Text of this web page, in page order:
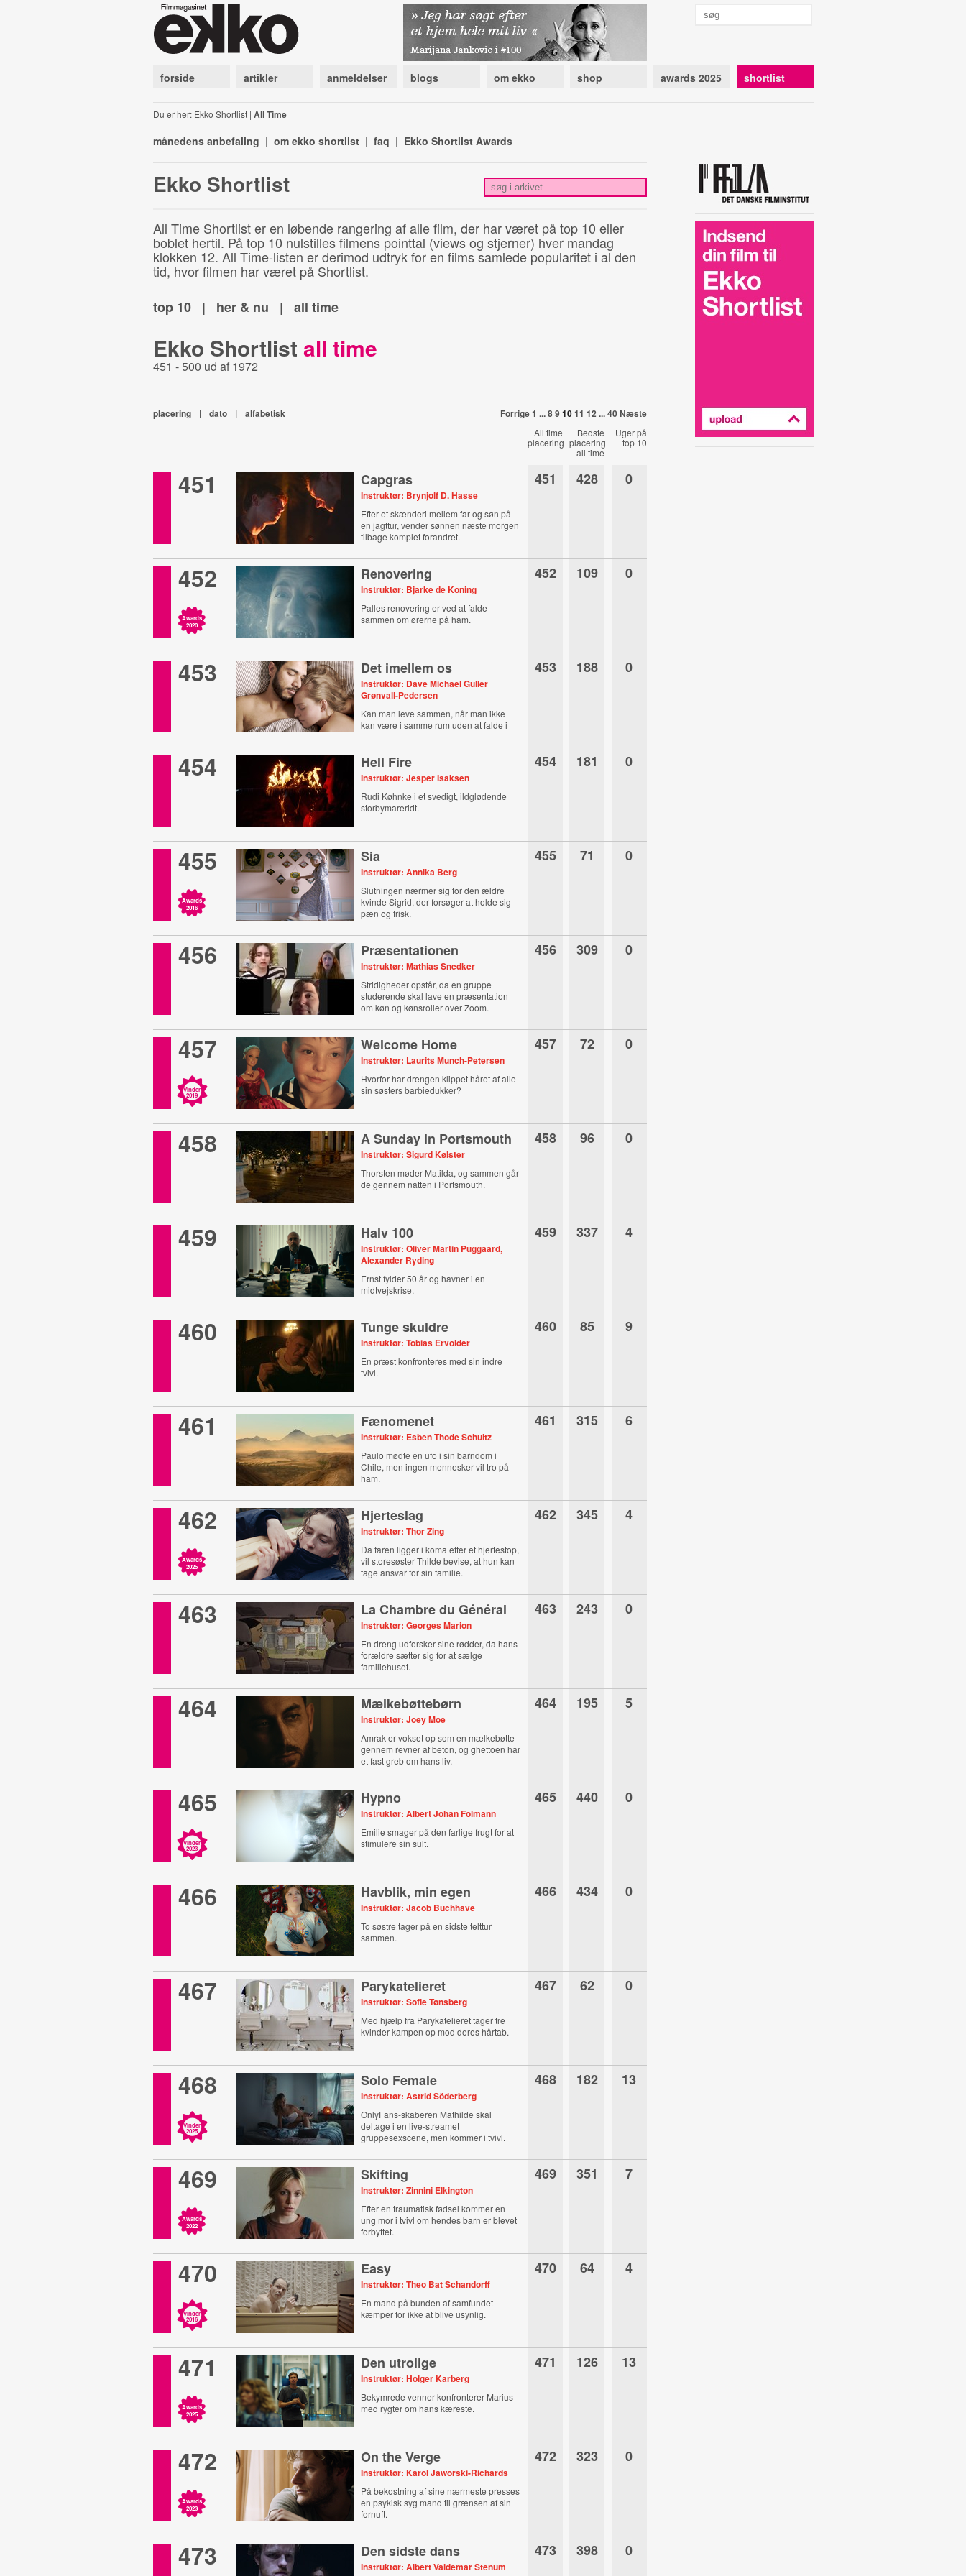
forside artikler anmeldelser blogs om ekko shop awards 2025 shortlist
Du er her: Ekko Shortlist| All Time
månedens anbefaling | om ekko shortlist | faq | Ekko Shortlist Awards
Ekko Shortlist
All Time Shortlist er en løbende rangering af alle film, der har været på top 10 eller
boblet hertil. På top 10 nulstilles filmens pointtal (views og stjerner) hver mandag
klokken 12. All Time-listen er derimod udtryk for en films samlede popularitet i al den
tid, hvor filmen har været på Shortlist.
top 10
| her & nu | all time
Ekko Shortlist all time
451 - 500 ud af 1972
Forrige1 ...891011 12 ...40Næste
placering | dato | alfabetisk
All time
placering
Bedste
placering
all time
Uger på
top 10
451 Capgras
Instruktør: Brynjolf D. Hasse
Efter et skænderi mellem far og søn på
en jagttur, vender sønnen næste morgen
tilbage komplet forandret.
451 428 0
452
Awards
2020
Renovering
Instruktør: Bjarke de Koning
Palles renovering er ved at falde
sammen om ørerne på ham.
452 109 0
453 Det imellem os
Instruktør: Dave Michael Guller
Grønvall-Pedersen
Kan man leve sammen, når man ikke
kan være i samme rum uden at falde i
453 188 0
454 Hell Fire
Instruktør: Jesper Isaksen
Rudi Køhnke i et svedigt, ildglødende
storbymareridt.
454 181 0
455
Awards
2016
Sia
Instruktør: Annika Berg
Slutningen nærmer sig for den ældre
kvinde Sigrid, der forsøger at holde sig
pæn og frisk.
455 71 0
456 Præsentationen
Instruktør: Mathias Snedker
Stridigheder opstår, da en gruppe
studerende skal lave en præsentation
om køn og kønsroller over Zoom.
456 309 0
457
Vinder
2019
Welcome Home
Instruktør: Laurits Munch-Petersen
Hvorfor har drengen klippet håret af alle
sin søsters barbiedukker?
457 72 0
458 A Sunday in Portsmouth
Instruktør: Sigurd Kølster
Thorsten møder Matilda, og sammen går
de gennem natten i Portsmouth.
458 96 0
459 Halv 100
Instruktør: Oliver Martin Puggaard,
Alexander Ryding
Ernst fylder 50 år og havner i en
midtvejskrise.
459 337 4
460 Tunge skuldre
Instruktør: Tobias Ervolder
En præst konfronteres med sin indre
tvivl.
460 85 9
461 Fænomenet
Instruktør: Esben Thode Schultz
Paulo mødte en ufo i sin barndom i
Chile, men ingen mennesker vil tro på
ham.
461 315 6
462
Awards
2025
Hjerteslag
Instruktør: Thor Zing
Da faren ligger i koma efter et hjertestop,
vil storesøster Thilde bevise, at hun kan
tage ansvar for sin familie.
462 345 4
463 La Chambre du Général
Instruktør: Georges Marion
En dreng udforsker sine rødder, da hans
forældre sætter sig for at sælge
familiehuset.
463 243 0
464 Mælkebøttebørn
Instruktør: Joey Moe
Amrak er vokset op som en mælkebøtte
gennem revner af beton, og ghettoen har
et fast greb om hans liv.
464 195 5
465
Vinder
2023
Hypno
Instruktør: Albert Johan Folmann
Emilie smager på den farlige frugt for at
stimulere sin sult.
465 440 0
466 Havblik, min egen
Instruktør: Jacob Buchhave
To søstre tager på en sidste telttur
sammen.
466 434 0
467 Parykatelieret
Instruktør: Sofie Tønsberg
Med hjælp fra Parykatelieret tager tre
kvinder kampen op mod deres hårtab.
467 62 0
468
Vinder
2025
Solo Female
Instruktør: Astrid Söderberg
OnlyFans-skaberen Mathilde skal
deltage i en live-streamet
gruppesexscene, men kommer i tvivl.
468 182 13
469
Awards
2022
Skifting
Instruktør: Zinnini Elkington
Efter en traumatisk fødsel kommer en
ung mor i tvivl om hendes barn er blevet
forbyttet.
469 351 7
470
Vinder
2016
Easy
Instruktør: Theo Bat Schandorff
En mand på bunden af samfundet
kæmper for ikke at blive usynlig.
470 64 4
471
Awards
2025
Den utrolige
Instruktør: Holger Karberg
Bekymrede venner konfronterer Marius
med rygter om hans kæreste.
471 126 13
472
Awards
2023
On the Verge
Instruktør: Karol Jaworski-Richards
På bekostning af sine nærmeste presses
en psykisk syg mand til grænsen af sin
fornuft.
472 323 0
473 Den sidste dans
Instruktør: Albert Valdemar Stenum
473 398 0